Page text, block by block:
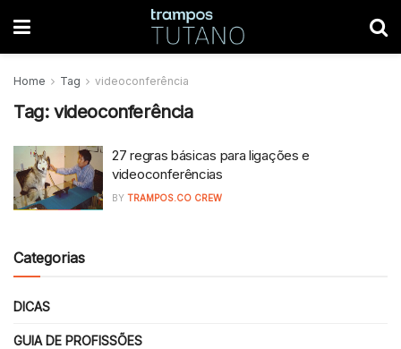
Home Tag videoconferência
Tag: videoconferência
27 regras básicas para ligações e
videoconferências
BY TRAMPOS.CO CREW
Categorias
DICAS
GUIA DE PROFISSÕES